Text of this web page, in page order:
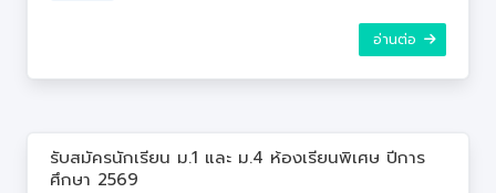
อ่านต่อ
รับสมัครนักเรียน ม.1 และ ม.4 ห้องเรียนพิเศษ ปีการ
ศึกษา 2569